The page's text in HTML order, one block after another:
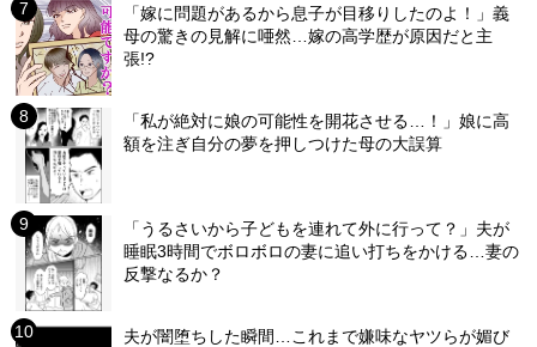
「嫁に問題があるから息子が目移りしたのよ！」義
母の驚きの見解に唖然…嫁の高学歴が原因だと主
張!?
「私が絶対に娘の可能性を開花させる…！」娘に高
額を注ぎ自分の夢を押しつけた母の大誤算
「うるさいから子どもを連れて外に行って？」夫が
睡眠3時間でボロボロの妻に追い打ちをかける…妻の
反撃なるか？
夫が闇堕ちした瞬間…これまで嫌味なヤツらが媚び